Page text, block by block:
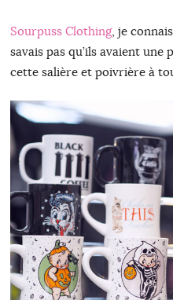
Sourpuss Clothing, je
savais pas qu’ils avaient
cette salière et poivrière à